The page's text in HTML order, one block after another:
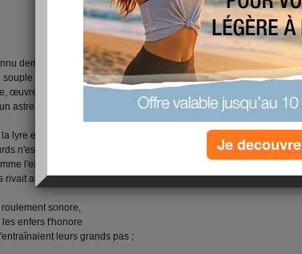
demi-dieu,
et ferme érable,
œuvre à jamais durable,
astre en son milieu !
lyre et l'essieu,
n'est plus infranchissable,
l'eau sur le sable
rivait au même lieu.
sonore,
enfers t'honore
leurs grands pas ;
Je decouvre